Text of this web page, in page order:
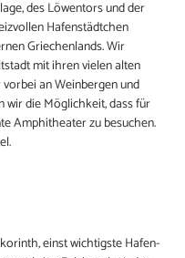
des Löwentors und der
Hafenstädtchen
Griechenlands. Wir
mit ihren vielen alten
an Weinbergen und
wir die Möglichkeit, dass für
Amphitheater zu besuchen.
einst wichtigste Hafen-